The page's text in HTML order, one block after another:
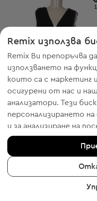
-50% с FESTIVE
1
More & More
Къса рокля
Препоръчителна цена:
RRP
Remix използва
Remix Ви препоръчва
използването на
които са с маркетинг
осигурени от нас и
анализатори. Тези
персонализирането
и за анализиране на
мобилното
помага да Ви
харесали. Ако сте
клик върху бутона “Да,
За да получите